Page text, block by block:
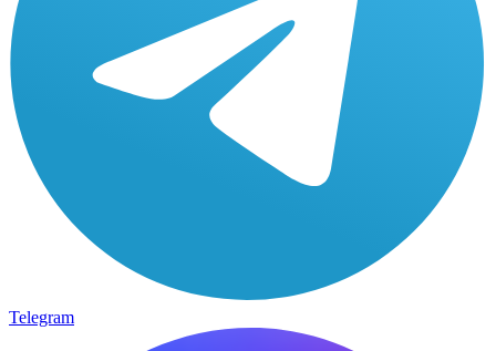
Telegram